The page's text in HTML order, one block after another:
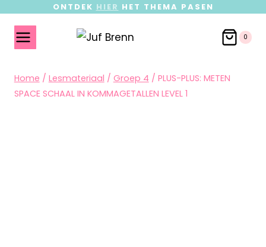
ONTDEK HIER HET THEMA PASEN
0
Home / Lesmateriaal / Groep 4 / PLUS-PLUS: METEN
SPACE SCHAAL IN KOMMAGETALLEN LEVEL 1